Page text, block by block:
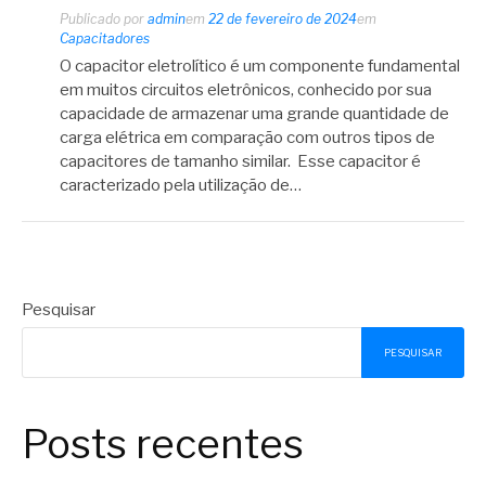
Publicado por adminem 22 de fevereiro de 2024em
Capacitadores
O capacitor eletrolítico é um componente fundamental
em muitos circuitos eletrônicos, conhecido por sua
capacidade de armazenar uma grande quantidade de
carga elétrica em comparação com outros tipos de
capacitores de tamanho similar. Esse capacitor é
caracterizado pela utilização de…
Pesquisar
PESQUISAR
Posts recentes